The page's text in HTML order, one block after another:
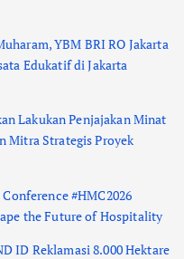
YBM BRI RO Jakarta
Edukatif di Jakarta
Lakukan Penjajakan Minat
Mitra Strategis Proyek
#HMC2026
the Future of Hospitality
ID Reklamasi 8.000 Hektare